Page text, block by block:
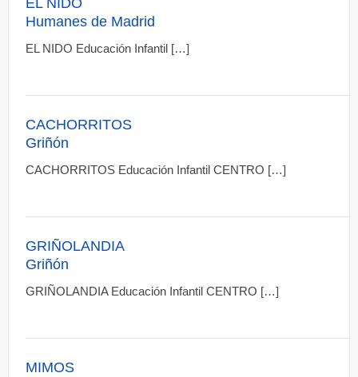
EL NIDO
Humanes de Madrid
EL NIDO Educación Infantil […]
CACHORRITOS
Griñón
CACHORRITOS Educación Infantil CENTRO […]
GRIÑOLANDIA
Griñón
GRIÑOLANDIA Educación Infantil CENTRO […]
MIMOS